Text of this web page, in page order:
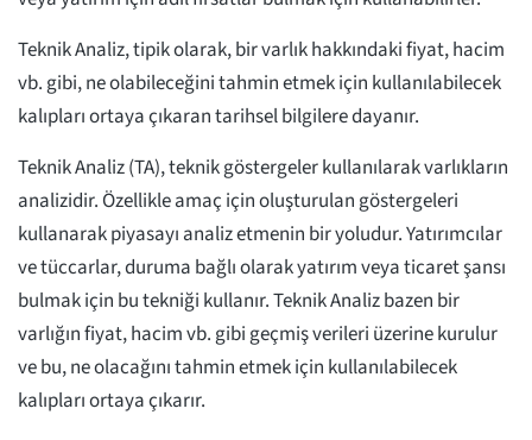
Teknik Analiz, tipik olarak, bir varlık hakkındaki fiyat, hacim
vb. gibi, ne olabileceğini tahmin etmek için kullanılabilecek
kalıpları ortaya çıkaran tarihsel bilgilere dayanır.
Teknik Analiz (TA), teknik göstergeler kullanılarak varlıkların
analizidir. Özellikle amaç için oluşturulan göstergeleri
kullanarak piyasayı analiz etmenin bir yoludur. Yatırımcılar
ve tüccarlar, duruma bağlı olarak yatırım veya ticaret şansı
bulmak için bu tekniği kullanır. Teknik Analiz bazen bir
varlığın fiyat, hacim vb. gibi geçmiş verileri üzerine kurulur
ve bu, ne olacağını tahmin etmek için kullanılabilecek
kalıpları ortaya çıkarır.